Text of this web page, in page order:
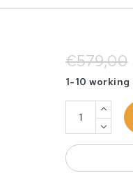
€579,00
1-10 working